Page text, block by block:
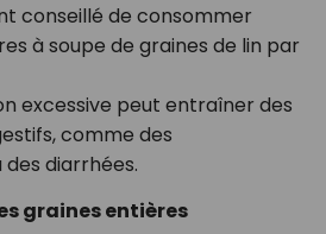
conseillé de consommer
à soupe de graines de lin par
excessive peut entraîner des
comme des
diarrhées.
graines entières